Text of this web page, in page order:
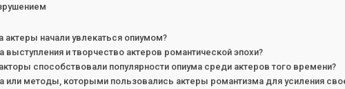
начали увлекаться опиумом?
выступления и творчество актеров романтической эпохи?
способствовали популярности опиума среди актеров того времени?
или методы, которыми пользовались актеры романтизма для усиления